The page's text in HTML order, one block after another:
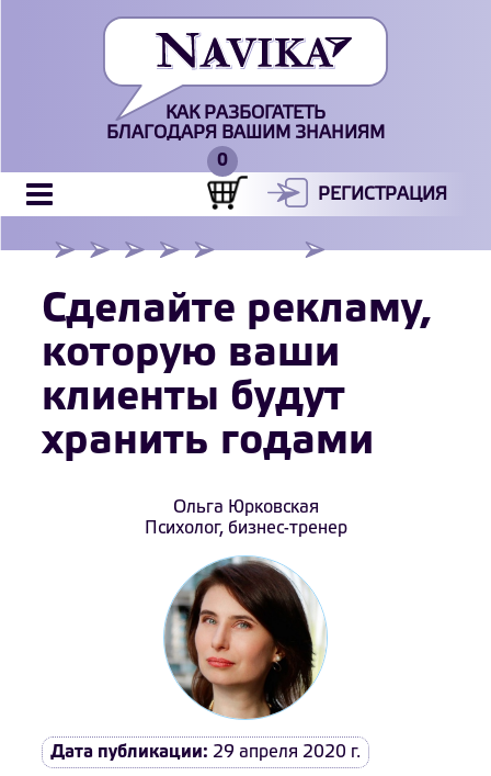
КАК РАЗБОГАТЕТЬ
БЛАГОДАРЯ ВАШИМ ЗНАНИЯМ
РЕГИСТРАЦИЯ
Сделайте рекламу,
которую ваши
клиенты будут
хранить годами
Ольга Юрковская
Психолог, бизнес-тренер
Дата публикации: 29 апреля 2020 г.